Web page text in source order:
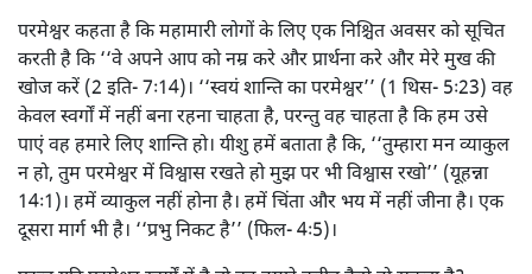
परमेश्वर कहता है कि महामारी लोगों के लिए एक निश्चित अवसर को सूचित
करती है कि ‘‘वे अपने आप को नम्र करे और प्रार्थना करे और मेरे मुख की
खोज करें (2 इति- 7ः14)। ‘‘स्वयं शान्ति का परमेश्वर’’ (1 थिस- 5ः23) वह
केवल स्वर्गों में नहीं बना रहना चाहता है, परन्तु वह चाहता है कि हम उसे
पाएं वह हमारे लिए शान्ति हो। यीशु हमें बताता है कि, ‘‘तुम्हारा मन व्याकुल
न हो, तुम परमेश्वर में विश्वास रखते हो मुझ पर भी विश्वास रखो’’ (यूहन्ना
14ः1)। हमें व्याकुल नहीं होना है। हमें चिंता और भय में नहीं जीना है। एक
दूसरा मार्ग भी है। ‘‘प्रभु निकट है’’ (फिल- 4ः5)।